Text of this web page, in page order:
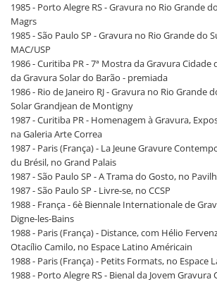
1985 - Porto Alegre RS - Gravura no Rio Grande
Magrs
1985 - São Paulo SP - Gravura no Rio Grande do
MAC/USP
1986 - Curitiba PR - 7ª Mostra da Gravura Cidade
da Gravura Solar do Barão - premiada
1986 - Rio de Janeiro RJ - Gravura no Rio Grande
Solar Grandjean de Montigny
1987 - Curitiba PR - Homenagem à Gravura,
na Galeria Arte Correa
1987 - Paris (França) - La Jeune Gravure
du Brésil, no Grand Palais
1987 - São Paulo SP - A Trama do Gosto, no
1987 - São Paulo SP - Livre-se, no CCSP
1988 - França - 6è Biennale Internationale de
Digne-les-Bains
1988 - Paris (França) - Distance, com Hélio
Otacílio Camilo, no Espace Latino Américain
1988 - Paris (França) - Petits Formats, no Espace
1988 - Porto Alegre RS - Bienal da Jovem